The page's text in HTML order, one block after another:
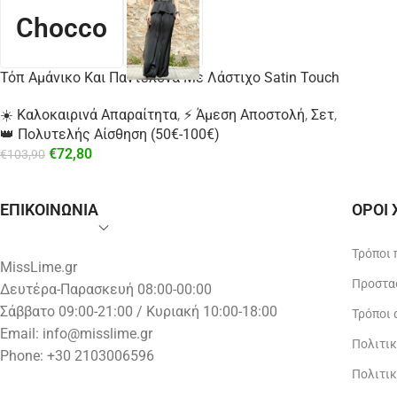
Chocco
Τόπ Αμάνικο Και Παντελόνα Με Λάστιχο Satin Touch
☀️ Καλοκαιρινά Απαραίτητα, ⚡ Άμεση Αποστολή, Σετ,
👑 Πολυτελής Αίσθηση (50€-100€)
€103,90 €72,80
ΕΠΙΚΟΙΝΩΝΙΑ
MissLime.gr
Δευτέρα-Παρασκευή 08:00-00:00
Σάββατο 09:00-21:00 / Κυριακή 10:00-18:00
Email: info@misslime.gr
Phone: +30 2103006596
ΟΡΟΙ
Τρόποι